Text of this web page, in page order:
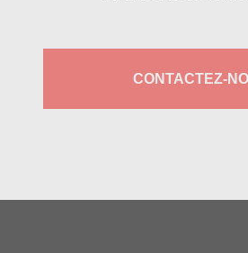
CONTACTEZ-